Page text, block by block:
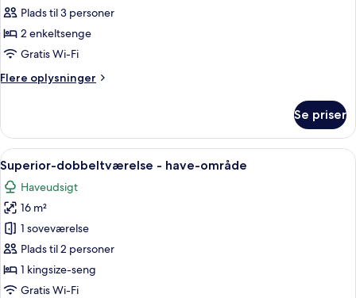
Standard
Plus-
værelse
Plads til 3 personer
2 enkeltsenge
Gratis Wi-Fi
Flere oplysninger
Flere
Plus-
værelse
Se priser
Indlæs
alle
billeder
af
Superior-
dobbeltværelse
-
have-
Et hotelværelse med en seng, to
8
Superior-dobbeltværelse - have-område
Haveudsigt
16 m²
1 soveværelse
Plads til 2 personer
1 kingsize-seng
Gratis Wi-Fi